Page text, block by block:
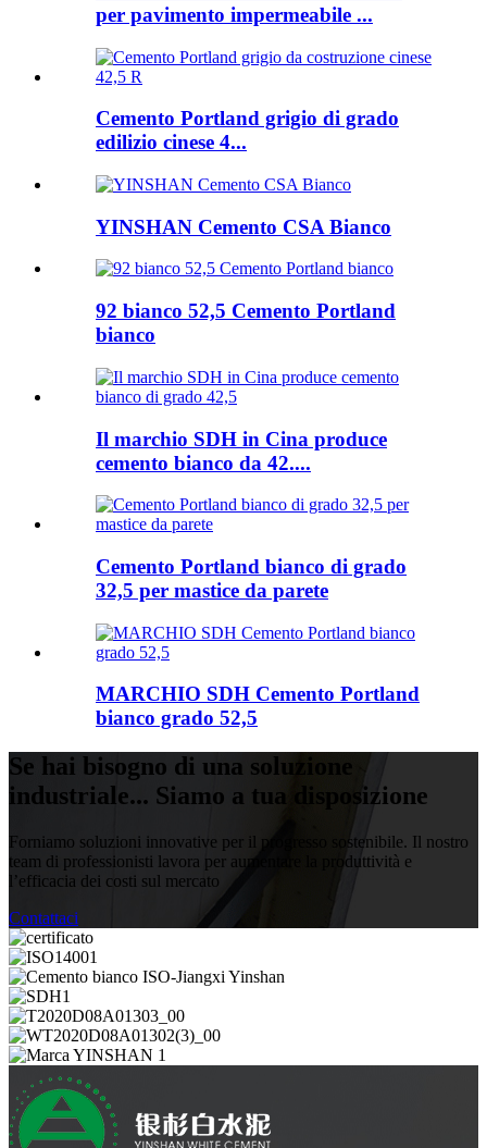
per pavimento impermeabile ...
Cemento Portland grigio di grado
edilizio cinese 4...
YINSHAN Cemento CSA Bianco
92 bianco 52,5 Cemento Portland
bianco
Il marchio SDH in Cina produce
cemento bianco da 42....
Cemento Portland bianco di grado
32,5 per mastice da parete
MARCHIO SDH Cemento Portland
bianco grado 52,5
Se hai bisogno di una soluzione
industriale... Siamo a tua disposizione
Forniamo soluzioni innovative per il progresso sostenibile. Il nostro
team di professionisti lavora per aumentare la produttività e
l’efficacia dei costi sul mercato
Contattaci